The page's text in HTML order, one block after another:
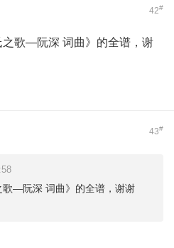
42#
歌—阮深 词曲》的全谱，谢
43#
歌—阮深 词曲》的全谱，谢谢